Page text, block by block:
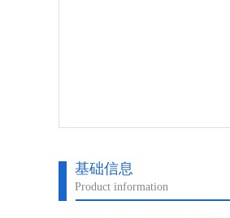
基础信息
Product information